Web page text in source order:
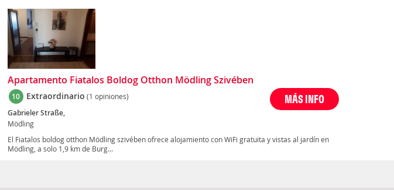
Apartamento Fiatalos Boldog Otthon Mödling Szivében
10 Extraordinario (1 opiniones)
Gabrieler Straße,
Mödling
MÁS INFO
El Fiatalos boldog otthon Mödling szivében ofrece alojamiento con WiFi gratuita y vistas al jardín en
Mödling, a solo 1,9 km de Burg...